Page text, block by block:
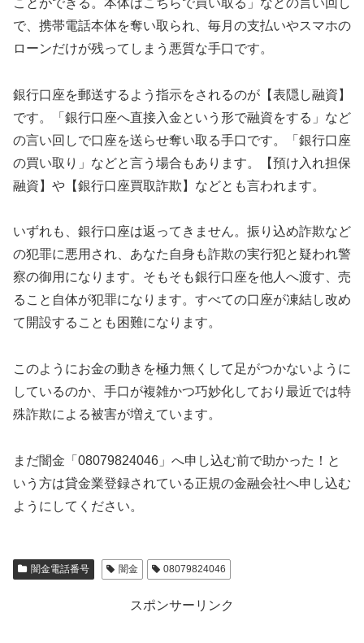
で、携帯電話本体を奪い取られ、毎月の支払いやスマホの
ローンだけが残ってしまう悪質な手口です。
銀行口座を郵送するよう指示をされるのが【表隠し融資】
です。「銀行口座へ直接入金という形で融資をする」など
の言い回しで口座を送らせ奪い取る手口です。「銀行口座
の買い取り」などと言う場合もあります。【預け入れ担保
融資】や【銀行口座買取詐欺】などとも言われます。
いずれも、銀行口座は返ってきません。振り込め詐欺など
の犯罪に悪用され、あなた自身も詐欺の実行犯と疑われ警
察の御用になります。そもそも銀行口座を他人へ渡す、売
ること自体が犯罪になります。すべての口座が凍結し改め
て開設することも困難になります。
このようにお金の動きを極力無くして足がつかないように
しているのか、手口が複雑かつ巧妙化しており最近では特
殊詐欺による被害が増えています。
まだ闇金「08079824046」へ申し込む前で助かった！と
いう方は貸金業登録されている正規の金融会社へ申し込む
ようにしてください。
闇金電話番号 闇金 08079824046
スポンサーリンク